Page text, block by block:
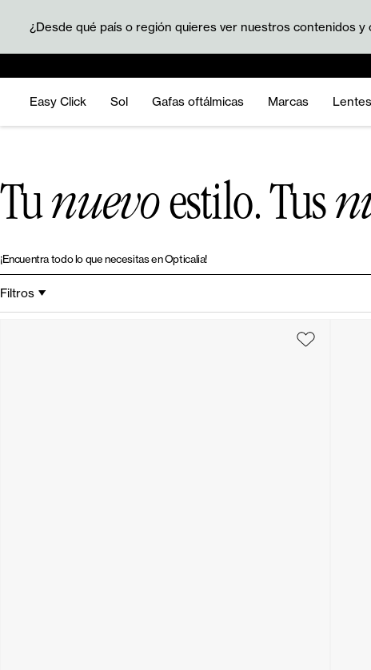
¿Desde qué país o región quieres ver nuestros contenidos y
Easy Click Sol Gafas oftálmicas Marcas
Tunuevoestilo. Tus
¡Encuentra todo lo que necesitas en Opticalia!
Filtros